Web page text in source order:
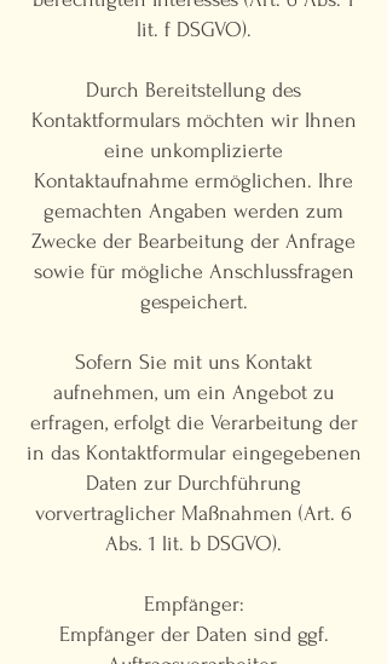
lit. f DSGVO).
Durch Bereitstellung des
Kontaktformulars möchten wir Ihnen
eine unkomplizierte
Kontaktaufnahme ermöglichen. Ihre
gemachten Angaben werden zum
Zwecke der Bearbeitung der Anfrage
sowie für mögliche Anschlussfragen
gespeichert.
Sofern Sie mit uns Kontakt
aufnehmen, um ein Angebot zu
erfragen, erfolgt die Verarbeitung der
in das Kontaktformular eingegebenen
Daten zur Durchführung
vorvertraglicher Maßnahmen (Art. 6
Abs. 1 lit. b DSGVO).
Empfänger:
Empfänger der Daten sind ggf.